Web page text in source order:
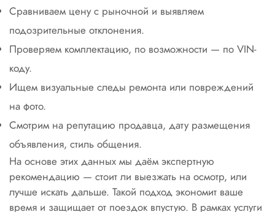
Сравниваем цену с рыночной и выявляем
подозрительные отклонения.
Проверяем комплектацию, по возможности — по VIN-
коду.
Ищем визуальные следы ремонта или повреждений
на фото.
Смотрим на репутацию продавца, дату размещения
объявления, стиль общения.
На основе этих данных мы даём экспертную
рекомендацию — стоит ли выезжать на осмотр, или
лучше искать дальше. Такой подход экономит ваше
время и защищает от поездок впустую. В рамках услуги